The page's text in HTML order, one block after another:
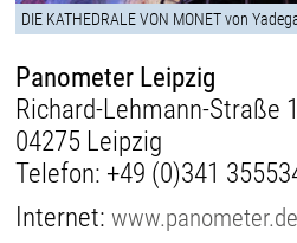
DIE KATHEDRALE VON MONET von
Panometer Leipzig
Richard-Lehmann-Straße
04275 Leipzig
Telefon: +49 (0)341
Internet:www.panometer.de